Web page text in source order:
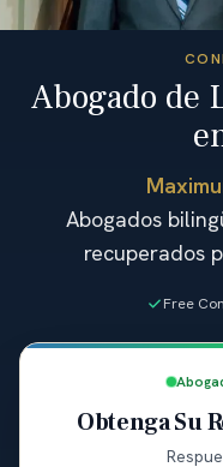
Abogado de
Abogados
recuperados
Free
Obtenga Su